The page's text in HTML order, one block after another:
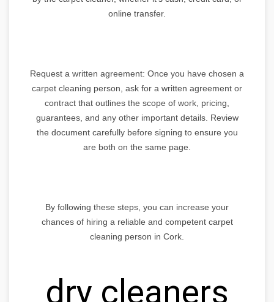
online transfer.
Request a written agreement: Once you have chosen a
carpet cleaning person, ask for a written agreement or
contract that outlines the scope of work, pricing,
guarantees, and any other important details. Review
the document carefully before signing to ensure you
are both on the same page.
By following these steps, you can increase your
chances of hiring a reliable and competent carpet
cleaning person in Cork.
dry cleaners